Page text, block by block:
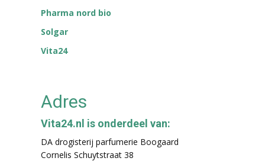
Pharma nord bio
Solgar
Vita24
Adres
Vita24.nl is onderdeel van:
DA drogisterij parfumerie Boogaard
Cornelis Schuytstraat 38